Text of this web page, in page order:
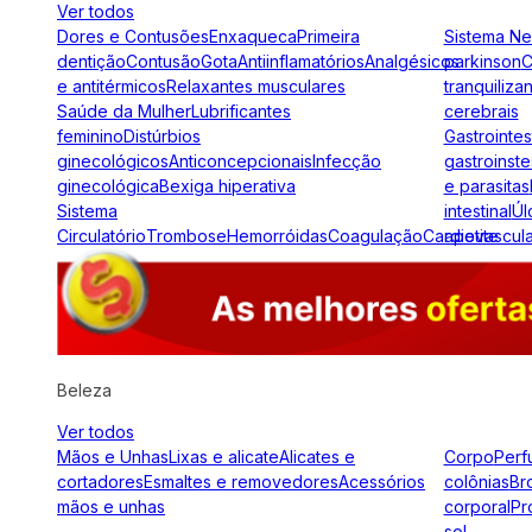
Ver todos
Dores e ContusõesEnxaquecaPrimeira
dentiçãoContusãoGotaAntiinflamatóriosAnalgésicos
e antitérmicosRelaxantes musculares
Saúde da MulherLubrificantes
femininoDistúrbios
ginecológicosAnticoncepcionaisInfecção
ginecológicaBexiga hiperativa
Sistema
CirculatórioTromboseHemorróidasCoagulação
Sistema
parkinson
cerebrais
e parasitas
intestinal
apetite
Beleza
Ver todos
Mãos e UnhasLixas e alicateAlicates e
cortadoresEsmaltes e removedoresAcessórios
mãos e unhas
Corpo
colônias
corporal